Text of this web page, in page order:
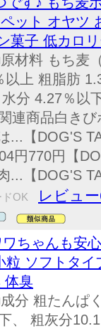
ット オヤツ
菓子 低カロ
原材料 もち
以上 粗脂肪
分 4.27％以
連商品白き
...【DOG'S
円770円【
...【DOG'S
OK
レビュ
ちゃんも安
粒 ソフトタ
体臭
成分 粗たんぱ
、 粗灰分